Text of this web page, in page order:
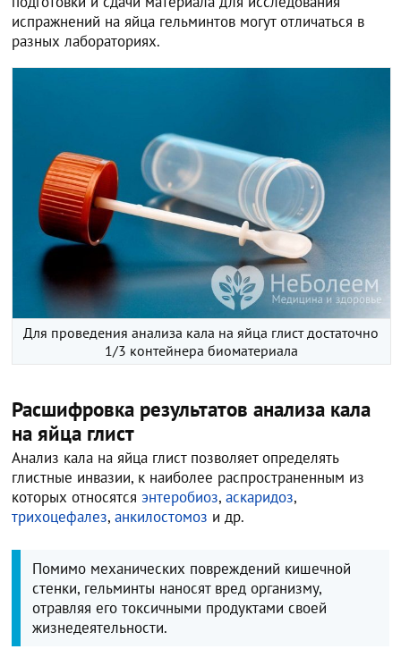
испражнений на яйца гельминтов могут отличаться в
разных лабораториях.
Для проведения анализа кала на яйца глист достаточно
1/3 контейнера биоматериала
Расшифровка результатов анализа кала
на яйца глист
Анализ кала на яйца глист позволяет определять
глистные инвазии, к наиболее распространенным из
которых относятсяэнтеробиоз,аскаридоз,
трихоцефалез,анкилостомоз и др.
Помимо механических повреждений кишечной
стенки, гельминты наносят вред организму,
отравляя его токсичными продуктами своей
жизнедеятельности.